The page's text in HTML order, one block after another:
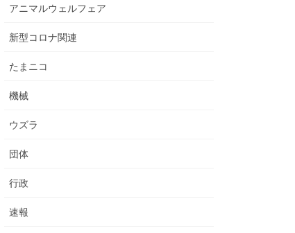
アニマルウェルフェア
新型コロナ関連
たまニコ
機械
ウズラ
団体
行政
速報